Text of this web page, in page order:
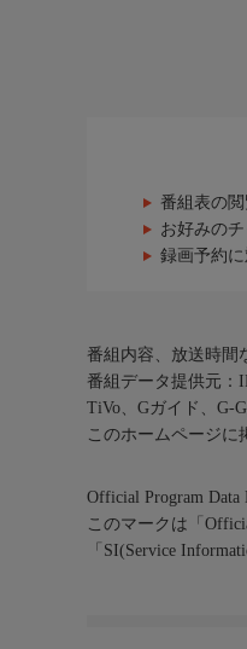
番組表の
お好みの
録画予約
番組内容、放送時間
番組データ提供元：
TiVo、Gガイド、G-
このホームページに
Official Program Data
このマークは「
「SI(Service